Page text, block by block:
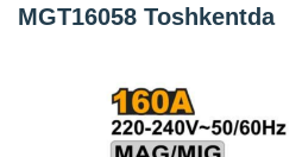
MGT16058 Toshkentda